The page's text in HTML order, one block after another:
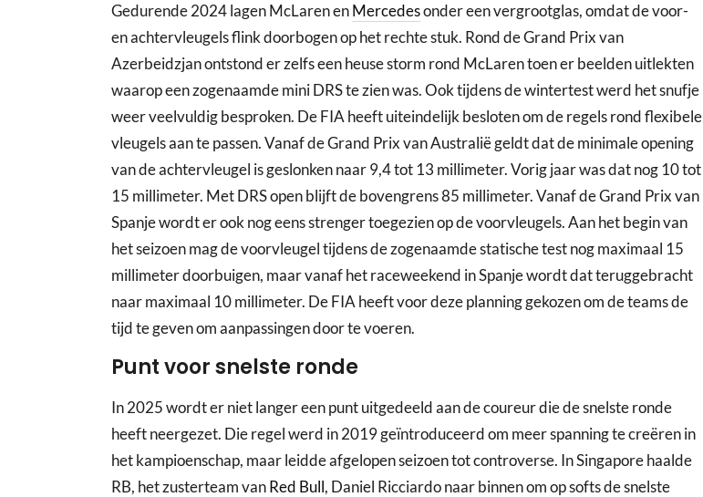
Gedurende 2024 lagen McLaren enMercedesonder een vergrootglas, omdat de voor-
en achtervleugels flink doorbogen op het rechte stuk. Rond de Grand Prix van
Azerbeidzjan ontstond er zelfs een heuse storm rond McLaren toen er beelden uitlekten
waarop een zogenaamde mini DRS te zien was. Ook tijdens de wintertest werd het snufje
weer veelvuldig besproken. De FIA heeft uiteindelijk besloten om de regels rond flexibele
vleugels aan te passen. Vanaf de Grand Prix van Australië geldt dat de minimale opening
van de achtervleugel is geslonken naar 9,4 tot 13 millimeter. Vorig jaar was dat nog 10 tot
15 millimeter. Met DRS open blijft de bovengrens 85 millimeter. Vanaf de Grand Prix van
Spanje wordt er ook nog eens strenger toegezien op de voorvleugels. Aan het begin van
het seizoen mag de voorvleugel tijdens de zogenaamde statische test nog maximaal 15
millimeter doorbuigen, maar vanaf het raceweekend in Spanje wordt dat teruggebracht
naar maximaal 10 millimeter. De FIA heeft voor deze planning gekozen om de teams de
tijd te geven om aanpassingen door te voeren.
Punt voor snelste ronde
In 2025 wordt er niet langer een punt uitgedeeld aan de coureur die de snelste ronde
heeft neergezet. Die regel werd in 2019 geïntroduceerd om meer spanning te creëren in
het kampioenschap, maar leidde afgelopen seizoen tot controverse. In Singapore haalde
RB, het zusterteam vanRed Bull, Daniel Ricciardo naar binnen om op softs de snelste